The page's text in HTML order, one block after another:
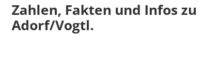
Zahlen, Fakten und Infos zu
Adorf/Vogtl.